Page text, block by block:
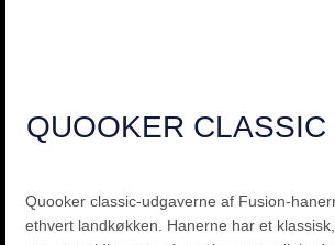
QUOOKER CLASSIC
Quooker classic-udgaverne af Fusion-
ethvert landkøkken. Hanerne har et